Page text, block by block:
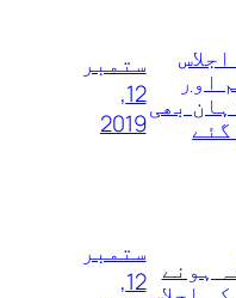
اور
بھی
ستمبر
12,
2019
ہونے
ستمبر
12,